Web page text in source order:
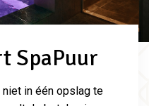
SpaPuur
in één opslag te